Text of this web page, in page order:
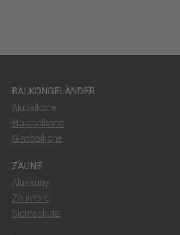
BALKONGELÄNDER
Alubalkone
Holzbalkone
Glasbalkone
ZÄUNE
Aluzäune
Zauntore
Sichtschutz